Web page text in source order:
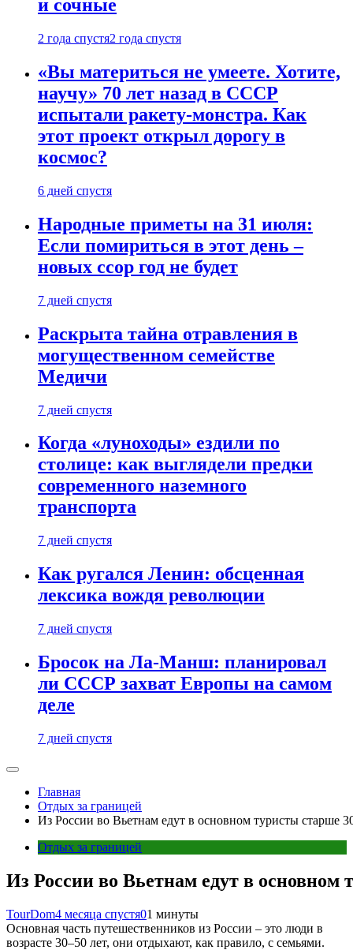
и сочные
2 года спустя2 года спустя
«Вы материться не умеете. Хотите,
научу» 70 лет назад в СССР
испытали ракету-монстра. Как
этот проект открыл дорогу в
космос?
6 дней спустя
Народные приметы на 31 июля:
Если помириться в этот день –
новых ссор год не будет
7 дней спустя
Раскрыта тайна отравления в
могущественном семействе
Медичи
7 дней спустя
Когда «луноходы» ездили по
столице: как выглядели предки
современного наземного
транспорта
7 дней спустя
Как ругался Ленин: обсценная
лексика вождя революции
7 дней спустя
Бросок на Ла-Манш: планировал
ли СССР захват Европы на самом
деле
7 дней спустя
Главная
Отдых за границей
Из России во Вьетнам едут в основном туристы старше
Отдых за границей
Из России во Вьетнам едут в основном
TourDom4 месяца спустя01 минуты
Основная часть путешественников из России – это люди в
возрасте 30–50 лет, они отдыхают, как правило, с семьями.